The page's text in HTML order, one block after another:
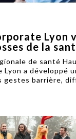
Lyon
de la
de santé
Lyon a développé
gestes barrière,